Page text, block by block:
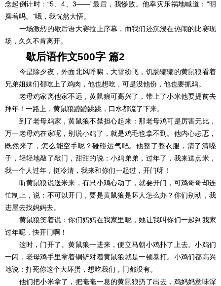
念起倒计时：“5、4、3――”最后，我惨败。他幸灾乐祸地喊道：“明
摆着吗。”哦，我恍然大悟。
一场激烈的歇后语大赛拉上序幕，而我们还沉浸在热闹的比赛现
场，久久不肯离开。
歇后语作文500字 篇2
今是除夕夜，外面北风呼啸，大雪纷飞，饥肠辘辘的黄鼠狼看着
兄弟姐妹们都吃上了鸡肉，他也想吃，可是没他份，他也要抓鸡。
老母鸡家离他家不远，黄鼠狼可高兴了，带上了小米他要提前去
拜年！一路上，黄鼠狼蹦蹦跳跳，口水都流了下来。
到了老母鸡家，黄鼠狼不禁担心起来：那老母鸡可是厉害无比，
万一老母鸡在家呢，别说小鸡了，就是鸡毛也拿不到。他内心忐忑，
既然来了，怎么能空手呢？碰碰运气吧。他整了整衣服，清了清嗓
子，轻轻地敲了敲门，甜甜的说：小鸡弟弟，过年了，我来送点米，
我一个人过年，挺冷清，我来和你们一起过，开门呀！
听黄鼠狼说送米来，有只小鸡心动了，就要开门，可鸡哥哥却连
忙制止，说：不可以开门，要是黄鼠狼是坏人怎么办？你们别动，我
进屋去找妈妈去。
黄鼠狼笑着说：你们妈妈在我家里呢，她让我叫你们一起到我家
过年呢，快开门啊！
这时，门开了。黄鼠狼一进来，便立马朝小鸡扑了上去。小鸡们
一闪，老母鸡手里拿着铜铲对着黄鼠狼就是一顿暴打。小鸡们都高兴
地说：打死你这个大坏蛋，想吃我们，门都没有。
他们把小米拿了，把奄奄一息的黄鼠狼扔了出去，鸡妈妈意味深